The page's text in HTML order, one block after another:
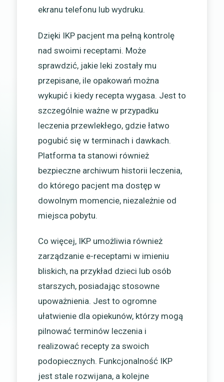
ekranu telefonu lub wydruku.
Dzięki IKP pacjent ma pełną kontrolę
nad swoimi receptami. Może
sprawdzić, jakie leki zostały mu
przepisane, ile opakowań można
wykupić i kiedy recepta wygasa. Jest to
szczególnie ważne w przypadku
leczenia przewlekłego, gdzie łatwo
pogubić się w terminach i dawkach.
Platforma ta stanowi również
bezpieczne archiwum historii leczenia,
do którego pacjent ma dostęp w
dowolnym momencie, niezależnie od
miejsca pobytu.
Co więcej, IKP umożliwia również
zarządzanie e-receptami w imieniu
bliskich, na przykład dzieci lub osób
starszych, posiadając stosowne
upoważnienia. Jest to ogromne
ułatwienie dla opiekunów, którzy mogą
pilnować terminów leczenia i
realizować recepty za swoich
podopiecznych. Funkcjonalność IKP
jest stale rozwijana, a kolejne